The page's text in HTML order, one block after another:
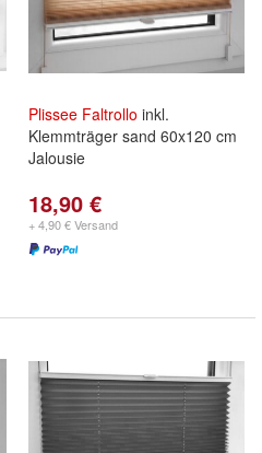
Plissee Faltrollo inkl.
Klemmträger sand 60x120 cm
Jalousie
18,90 €
+ 4,90 € Versand